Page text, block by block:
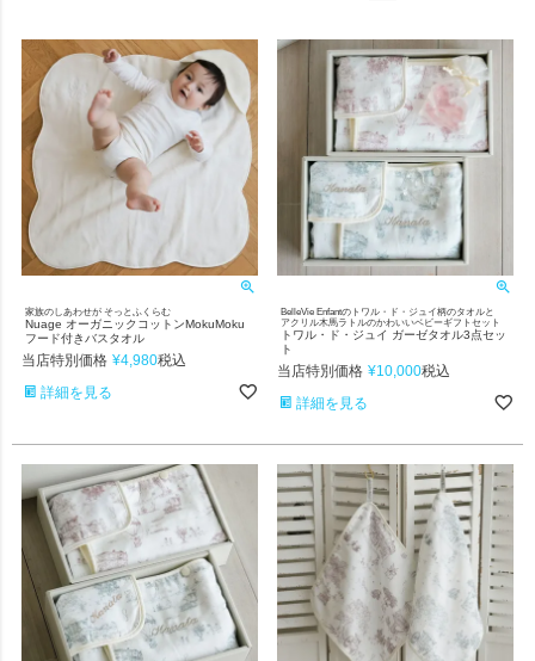
家族のしあわせが そっとふくらむ
Nuage オーガニックコットンMokuMoku
フード付きバスタオル
当店特別価格 ¥4,980税込
詳細を見る
BelleVie Enfantのトワル・ド・ジュイ柄のタオルと
アクリル木馬ラトルのかわいいベビーギフトセット
トワル・ド・ジュイ ガーゼタオル3点セッ
ト
当店特別価格 ¥10,000税込
詳細を見る